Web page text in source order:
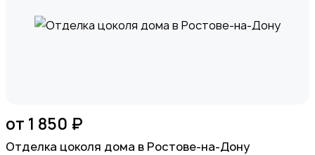
от 1 850 ₽
Отделка цоколя дома в Ростове-на-Дону